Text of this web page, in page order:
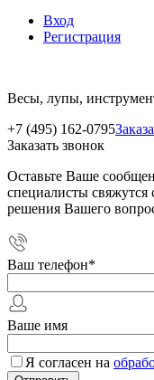
Вход
Регистрация
Весы, лупы,
+7 (495) 162-0795
Заказать звонок
Оставьте Ваше
специалисты
решения Вашего
Ваш телефон*
Ваше имя
Я согласен на